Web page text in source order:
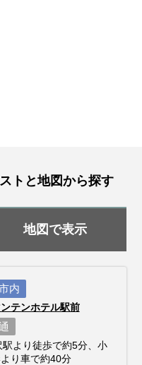
トと地図から探す
地図で表示
内
テンホテル駅前
駅より徒歩で約5分、小
り車で約40分